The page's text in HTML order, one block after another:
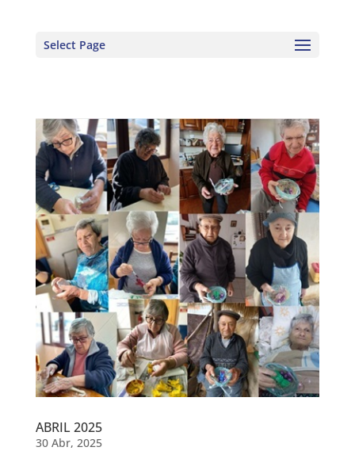
Select Page
ABRIL 2025
30 Abr, 2025